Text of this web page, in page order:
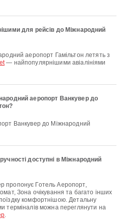
для рейсів до Міжнародний
аеропорт Гамільтон летять з
— найпопулярнішими авіалініями
аеропорт Ванкувер до
доступні в Міжнародний
Зона очікування та багато інших
комфортнішою. Детальну
терміналів можна переглянути на
.